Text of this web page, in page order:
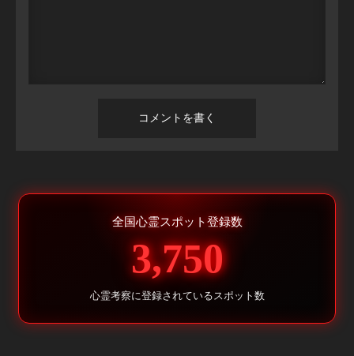
全国心霊スポット登録数
3,750
心霊考察に登録されているスポット数